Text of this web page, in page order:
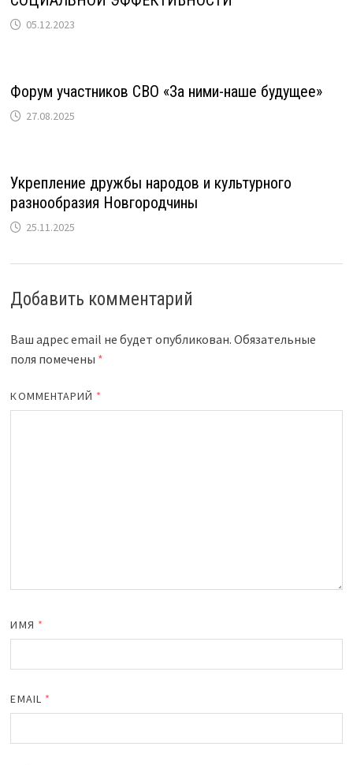
05.12.2023
Форум участников СВО «За ними-наше будущее»
27.08.2025
Укрепление дружбы народов и культурного
разнообразия Новгородчины
25.11.2025
Добавить комментарий
Ваш адрес email не будет опубликован. Обязательные
поля помечены *
КОММЕНТАРИЙ *
ИМЯ *
EMAIL *